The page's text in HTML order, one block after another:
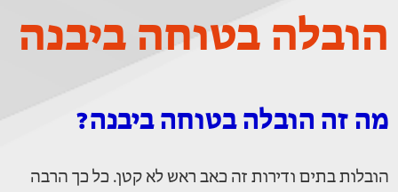
הובלה בטוחה ביבנה
מה זה הובלה בטוחה ביבנה?
הובלות בתים ודירות זה כאב ראש לא קטן. כל כך הרבה